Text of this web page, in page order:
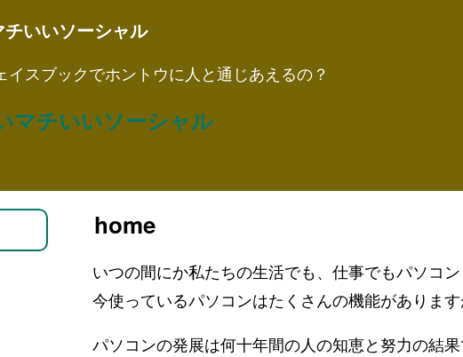
いいソーシャル
イスブックでホントウに人と通じあえるの？
マチいいソーシャル
home
いつの間にか私たちの生活でも、仕事でもパソコン
今使っているパソコンはたくさんの機能がありま
パソコンの発展は何十年間の人の知恵と努力の結